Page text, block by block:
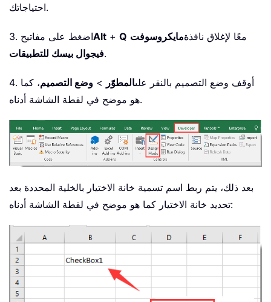
احتياجاتك.
3. اضغط على مفاتيحAlt + Q معًا لإغلاق نافذةمايكروسوفت
فيجوال بيسك للتطبيقات.
4. أوقف وضع التصميم بالنقر علىالمطوّر > وضع التصميم، كما
هو موضح في لقطة الشاشة أدناه.
بعد ذلك، يتم ربط اسم تسمية خانة الاختيار بالخلية المحددة بعد
تحديد خانة الاختيار كما هو موضح في لقطة الشاشة أدناه: